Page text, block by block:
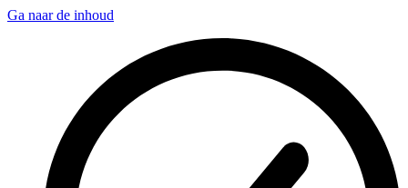
Ga naar de inhoud